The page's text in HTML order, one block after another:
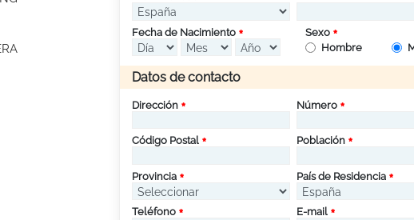
Fecha de Nacimiento
Sexo
Hombre
Datos de contacto
Dirección Número
Código Postal Población
Provincia País de Residencia
Teléfono E-mail